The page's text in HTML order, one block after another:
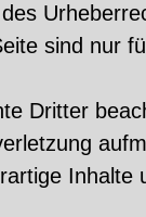
sind nur
Dritter
Inhalte